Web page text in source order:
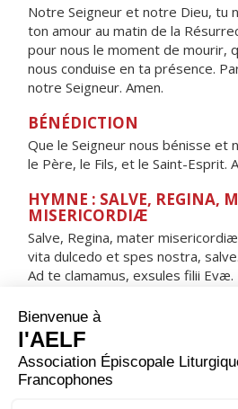
Notre Seigneur et notre Dieu, tu
ton amour au matin de la
pour nous le moment de mourir,
nous conduise en ta présence.
notre Seigneur. Amen.
BÉNÉDICTION
Que le Seigneur nous bénisse et
le Père, le Fils, et le Saint-Esprit.
HYMNE : SALVE, REGINA,
MISERICORDIÆ
Salve, Regina, mater
vita dulcedo et spes nostra, salve.
Ad te clamamus, exsules filii Evæ.
in hac lacrimarum valle.
Eia ergo, advocata nostra,
illos tuos misericordes oculos
ad nos converte.